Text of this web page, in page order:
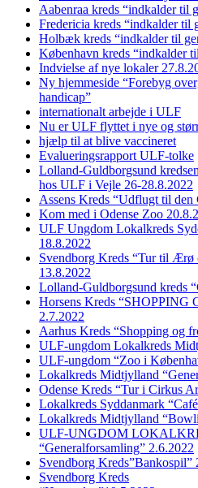
Aabenraa kreds “indkalder til
Fredericia kreds “indkalder til
Holbæk kreds “indkalder til
København kreds “indkalder
Indvielse af nye lokaler
Ny hjemmeside “Forebyg
handicap”
internationalt arbejde i ULF
Nu er ULF flyttet i nye og
hjælp til at blive vaccineret
Evalueringsrapport ULF-tolke
Lolland-Guldborgsund
hos ULF i Vejle 26-28.8.2022
Assens Kreds “Udflugt til
Kom med i Odense Zoo
ULF Ungdom Lokalkreds
18.8.2022
Svendborg Kreds “Tur til Ærø
13.8.2022
Lolland-Guldborgsund kreds
Horsens Kreds
2.7.2022
Aarhus Kreds “Shopping og
ULF-ungdom Lokalkreds
ULF-ungdom “Zoo i
Lokalkreds Midtjylland
Odense Kreds “Tur i Cirkus
Lokalkreds Syddanmark
Lokalkreds Midtjylland
ULF-UNGDOM
“Generalforsamling” 2.6.2022
Svendborg Kreds”Bankospil”
Svendborg Kreds